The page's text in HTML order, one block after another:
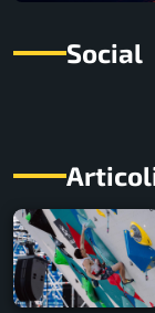
Social